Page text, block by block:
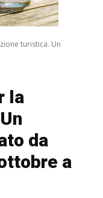
turistica. Un
la
da
a